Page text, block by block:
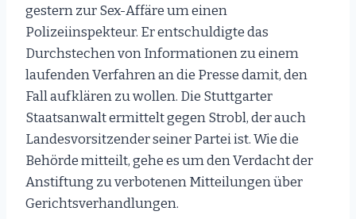
gestern zur Sex-Affäre um einen
Polizeiinspekteur. Er entschuldigte das
Durchstechen von Informationen zu einem
laufenden Verfahren an die Presse damit, den
Fall aufklären zu wollen. Die Stuttgarter
Staatsanwalt ermittelt gegen Strobl, der auch
Landesvorsitzender seiner Partei ist. Wie die
Behörde mitteilt, gehe es um den Verdacht der
Anstiftung zu verbotenen Mitteilungen über
Gerichtsverhandlungen.